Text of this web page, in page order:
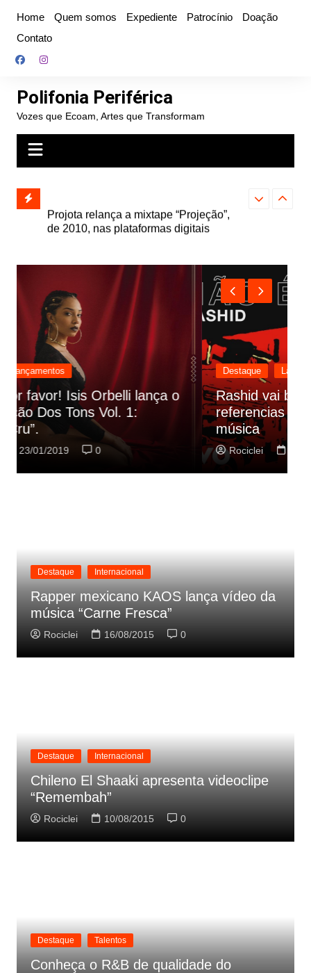
conteúdo
Home Quem somos Expediente Patrocínio
Doação
Contato
Polifonia Periférica
Vozes que Ecoam, Artes que Transformam
e abre
autoral,
de 2010, nas plataformas digitais
Farofa
Destaque Lançamentos
Rashid vai buscar nos HQs as
referencias do clipe de sua nova
música
Rociclei 22/01/2019
Destaque Internacional
Rapper mexicano KAOS lança vídeo da
música “Carne Fresca”
Rociclei 16/08/2015 0
Destaque Internacional
Chileno El Shaaki apresenta videoclipe
“Remembah”
Rociclei 10/08/2015 0
Destaque Talentos
Conheça o R&B de qualidade do